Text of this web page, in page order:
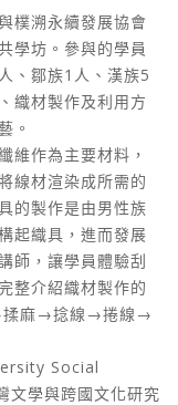
樸溯永續發展協會
學坊。參與的學員
、鄒族1人、漢族5
織材製作及利用方
。
維作為主要材料，
線材渲染成所需的
的製作是由男性族
起織具，進而發展
師，讓學員體驗刮
整介紹織材製作的
麻→捻線→捲線→
Social
文學與跨國文化研究